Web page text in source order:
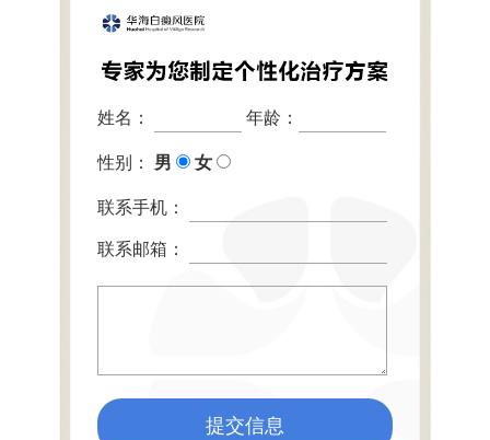
姓名： 年龄：
性别： 男 女
联系手机：
联系邮箱：
提交信息